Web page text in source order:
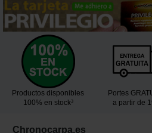
Productos disponibles
100% en stock³
Portes
a partir de
Chronocarpa.es